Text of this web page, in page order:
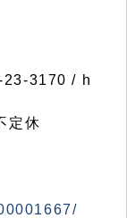
23-3170 / h
定休